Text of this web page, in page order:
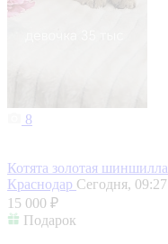
8
Котята золотая шиншилла
Краснодар Сегодня, 09:27
15 000 ₽
Подарок